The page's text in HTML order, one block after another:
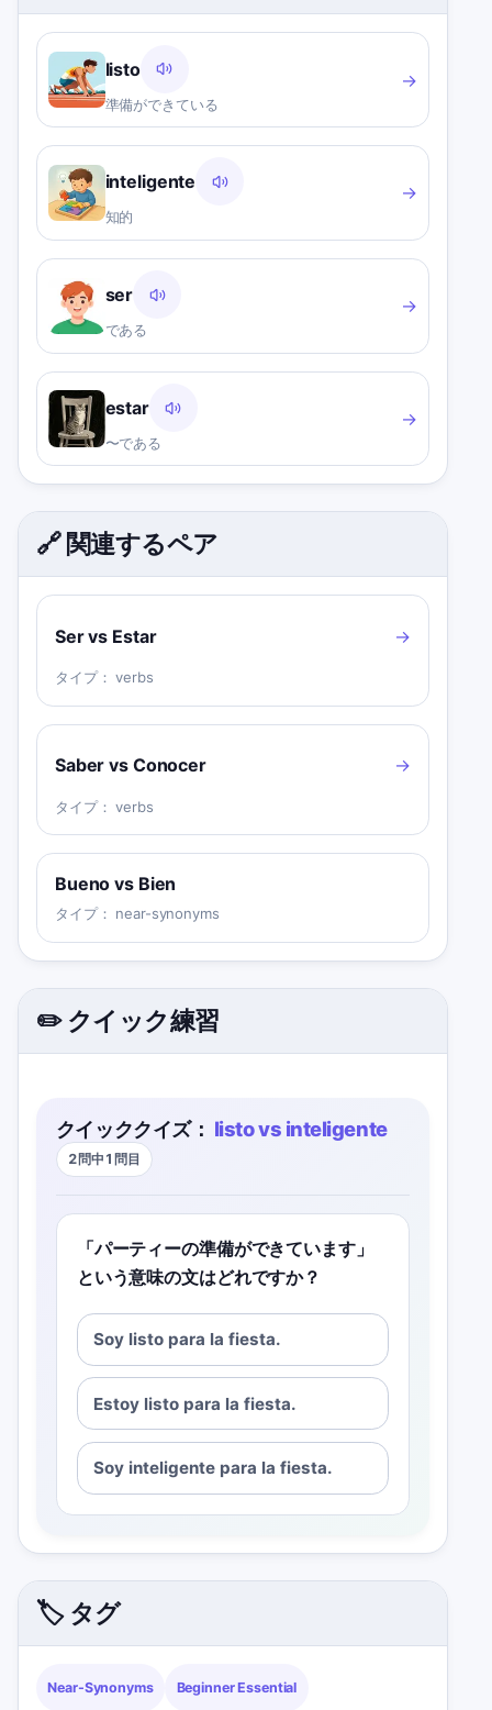
listo
準備ができている
→
inteligente
知的
→
ser
である
→
estar
〜である
→
🔗 関連するペア
Ser vs Estar →
タイプ： verbs
Saber vs Conocer →
タイプ： verbs
Bueno vs Bien
タイプ： near-synonyms
✏️ クイック練習
クイッククイズ： listo vs inteligente
2問中1問目
「パーティーの準備ができています」
という意味の文はどれですか？
Soy listo para la fiesta.
Estoy listo para la fiesta.
Soy inteligente para la fiesta.
🏷️ タグ
Near-Synonyms Beginner Essential